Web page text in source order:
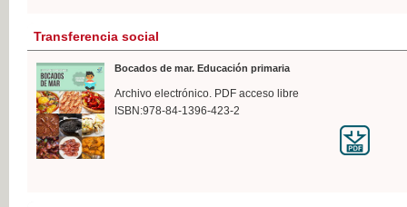
Transferencia social
Bocados de mar. Educación primaria
Archivo electrónico. PDF acceso libre
ISBN:978-84-1396-423-2